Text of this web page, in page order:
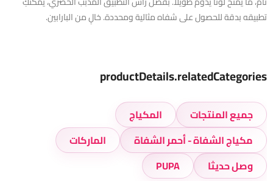
تطبيقه بدقة للحصول على شفاه مثالية ومحددة. خالٍ من البارابين.
productDetails.relatedCategories
جميع المنتجات
المكياج
مكياج الشفاة - أحمر الشفاة
الماركات
وصل حديثا
PUPA